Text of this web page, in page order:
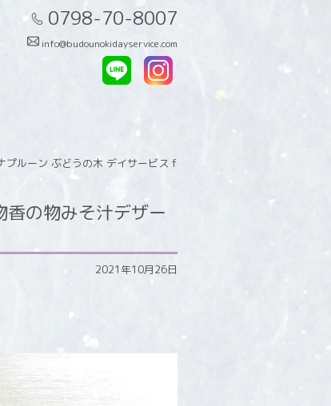
0798-70-8007
info@budounokidayservice.com
プルーン ぶどうの木 デイサービス f
の物みそ汁デザー
2021年10月26日